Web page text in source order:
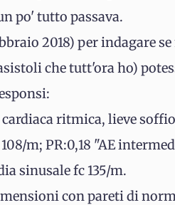
po' tutto passava.
2018) per indagare
che tutt'ora ho)
ritmica, lieve
m; PR:0,18 "AE
sinusale fc 135/m.
con pareti di